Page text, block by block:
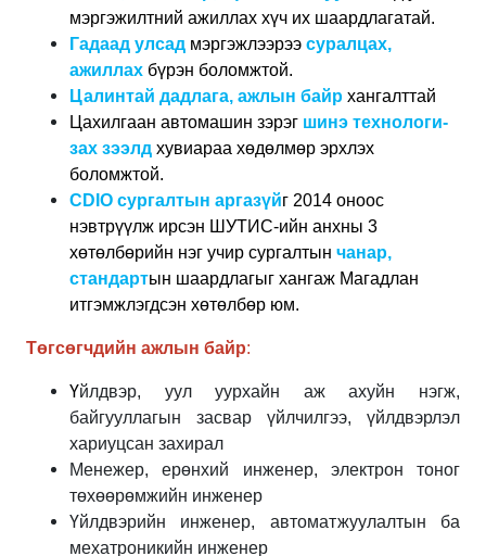
мэргэжилтний ажиллах хүч их шаардлагатай.
Гадаад улсад мэргэжлээрээ суралцах,
ажиллах бүрэн боломжтой.
Цалинтай дадлага, ажлын байр хангалттай
Цахилгаан автомашин зэрэг шинэ технологи-
зах зээлд хувиараа хөдөлмөр эрхлэх
боломжтой.
CDIO сургалтын аргазүйг 2014 оноос
нэвтрүүлж ирсэн ШУТИС-ийн анхны 3
хөтөлбөрийн нэг учир сургалтын чанар,
стандартын шаардлагыг хангаж Магадлан
итгэмжлэгдсэн хөтөлбөр юм.
Төгсөгчдийн ажлын байр:
Үйлдвэр, уул уурхайн аж ахуйн нэгж,
байгууллагын засвар үйлчилгээ, үйлдвэрлэл
хариуцсан захирал
Менежер, ерөнхий инженер, электрон тоног
төхөөрөмжийн инженер
Үйлдвэрийн инженер, автоматжуулалтын ба
мехатроникийн инженер